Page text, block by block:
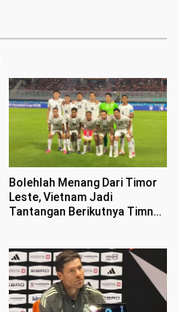
Bolehlah Menang Dari Timor
Leste, Vietnam Jadi
Tantangan Berikutnya Timnas